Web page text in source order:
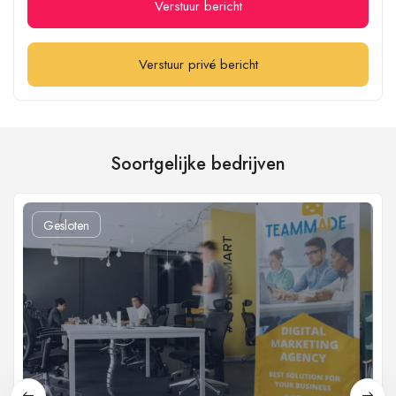
Verstuur bericht
Verstuur privé bericht
Soortgelijke bedrijven
Gesloten